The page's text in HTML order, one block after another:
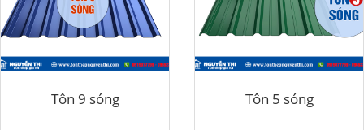
Tôn 9 sóng Tôn 5 sóng